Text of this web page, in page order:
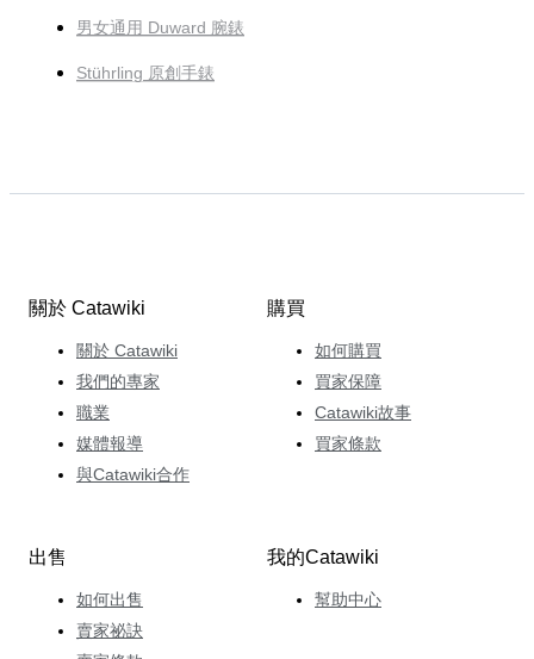
男女通用 Duward 腕錶
Stührling 原創手錶
關於 Catawiki
關於 Catawiki
我們的專家
職業
媒體報導
與Catawiki合作
購買
如何購買
買家保障
Catawiki故事
買家條款
出售
如何出售
賣家祕訣
我的Catawiki
幫助中心